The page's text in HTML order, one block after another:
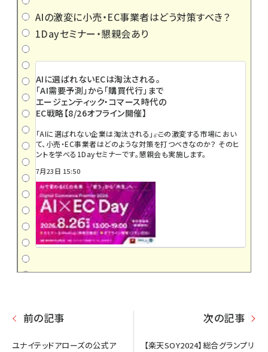
AIの激変に小売・EC事業者はどう対策すべき？
1Dayセミナー・懇親会あり
AIに選ばれないECは淘汰される。
「AI需要予測」から「購買代行」まで
エージェンティック・コマース時代の
EC戦略【8/26オフライン開催】
「AIに選ばれない企業は淘汰される」――。この激変する市場におい
て、小売・EC事業者はどのような対策を打つべきなのか？ そのヒ
ントを学べる1Dayセミナーです。懇親会も実施します。
7月23日 15:50
前の記事
ユナイテッドアローズの公式ア
次の記事
【楽天SOY2024】総合グランプリ